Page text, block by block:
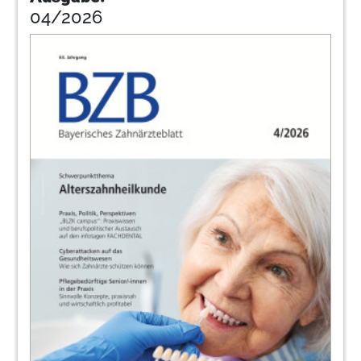
Praxisberatung | BLZK
Redaktiom
Vorteile der digitalen Prozesskette nutzen
– Stackable Guides bei der
Sofortversorgung von Zahnimplantaten
Dr. Steffen Kistler, Siegfried Weis, Dr. Frank
Kistler und Prof. Dr. Jörg Neugebauer
Weichgewebsharmonisierung in der
ästhetischen Zone am
Einzelzahnimplantat
Dr. Florian Göttfert, Dr. Dominik Sporrer, Dr.
Andrea Savo MSC und Dr. Marcus Striegel
Zahngesundheit von 8- bis 10-jährigen
Kindern in Bayern 2023 – Eine
epidemiologische Studie mit Fokus auf die
04/2026